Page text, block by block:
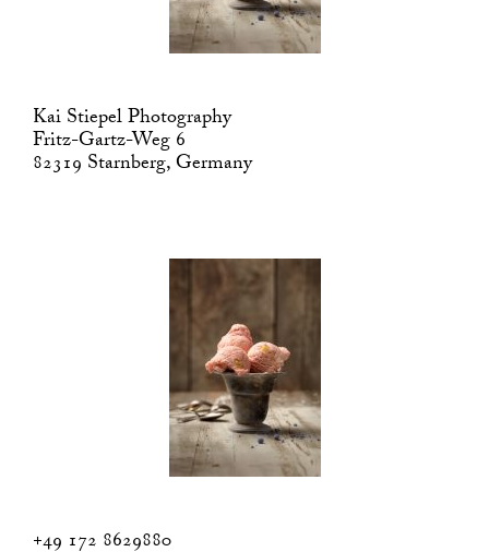
Kai Stiepel Photography
Fritz-Gartz-Weg 6
82319 Starnberg, Germany
+49 172 8629880